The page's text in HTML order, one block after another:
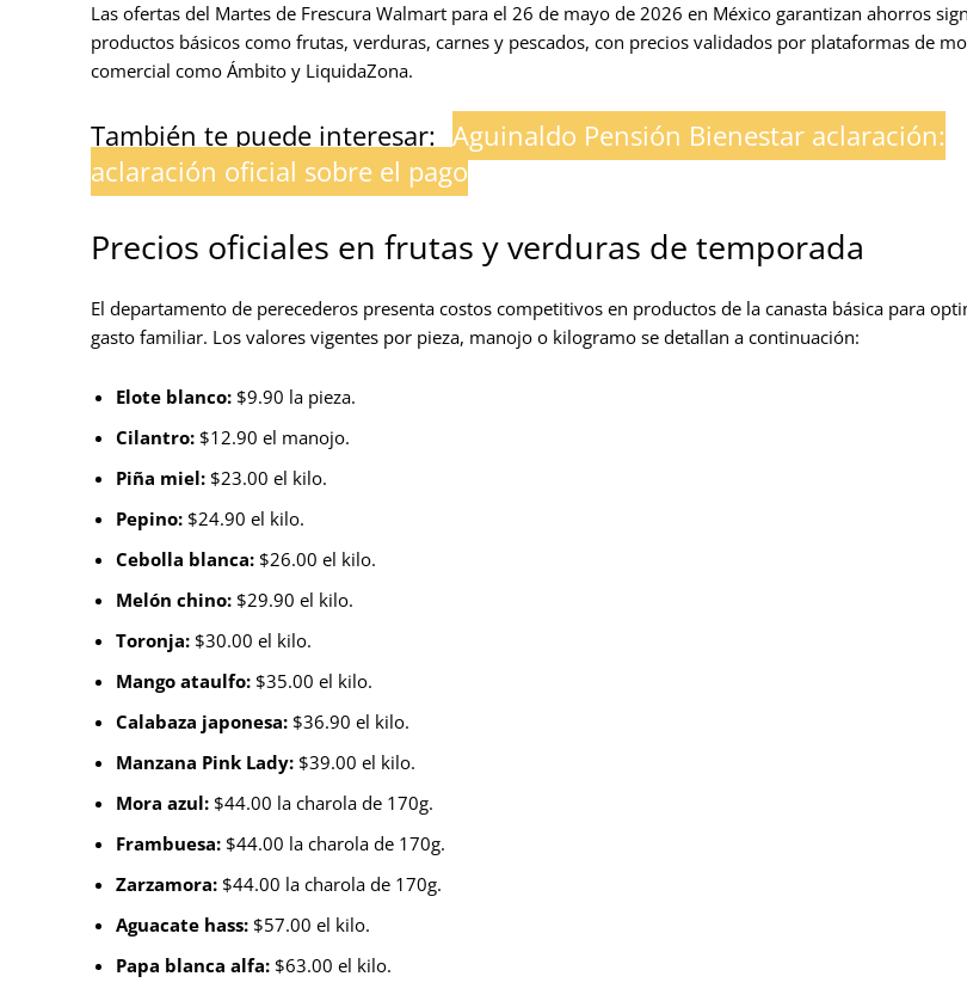
Las ofertas del Martes de Frescura Walmart para el 26 de mayo de 2026 en México garantizan ahorros
productos básicos como frutas, verduras, carnes y pescados, con precios validados por plataformas de
comercial como Ámbito y LiquidaZona.
También te puede interesar: Aguinaldo Pensión Bienestar aclaración:
aclaración oficial sobre el pago
Precios oficiales en frutas y verduras de temporada
El departamento de perecederos presenta costos competitivos en productos de la canasta básica para
gasto familiar. Los valores vigentes por pieza, manojo o kilogramo se detallan a continuación:
Elote blanco: $9.90 la pieza.
Cilantro: $12.90 el manojo.
Piña miel: $23.00 el kilo.
Pepino: $24.90 el kilo.
Cebolla blanca: $26.00 el kilo.
Melón chino: $29.90 el kilo.
Toronja: $30.00 el kilo.
Mango ataulfo: $35.00 el kilo.
Calabaza japonesa: $36.90 el kilo.
Manzana Pink Lady: $39.00 el kilo.
Mora azul: $44.00 la charola de 170g.
Frambuesa: $44.00 la charola de 170g.
Zarzamora: $44.00 la charola de 170g.
Aguacate hass: $57.00 el kilo.
Papa blanca alfa: $63.00 el kilo.